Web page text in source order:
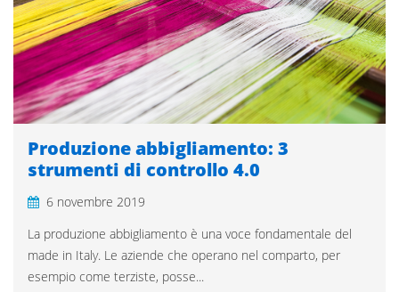
Produzione abbigliamento: 3
strumenti di controllo 4.0
6 novembre 2019
La produzione abbigliamento è una voce fondamentale del
made in Italy. Le aziende che operano nel comparto, per
esempio come terziste, posse...